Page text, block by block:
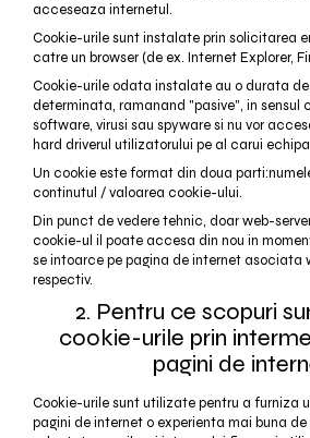
acceseaza internetul.
Cookie-urile sunt instalate prin solicitarea
catre un browser (de ex. Internet Explorer,
Cookie-urile odata instalate au o durata
determinata, ramanand "pasive", in sensul
software, virusi sau spyware si nu vor
hard driverul utilizatorului pe al carui
Un cookie este format din doua
continutul / valoarea cookie-ului.
Din punct de vedere tehnic, doar web-
cookie-ul il poate accesa din nou in
se intoarce pe pagina de internet asociata
respectiv.
2. Pentru ce scopuri
cookie-urile prin
pagini de
Cookie-urile sunt utilizate pentru a furniza
pagini de internet o experienta mai buna de